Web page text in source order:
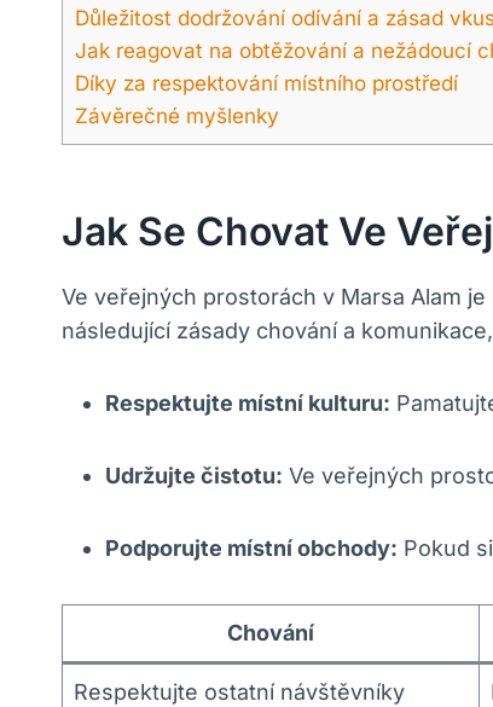
Důležitost dodržování odívání a zásad
Jak reagovat na obtěžování a nežádoucí
Díky za respektování místního prostředí
Závěrečné myšlenky
Jak Se Chovat Ve
Ve veřejných prostorách v Marsa Alam
následující zásady chování a
Respektujte místní kulturu:
Udržujte čistotu: Ve veřejných
Podporujte místní obchody: Pokud
Chování
Respektujte ostatní návštěvníky